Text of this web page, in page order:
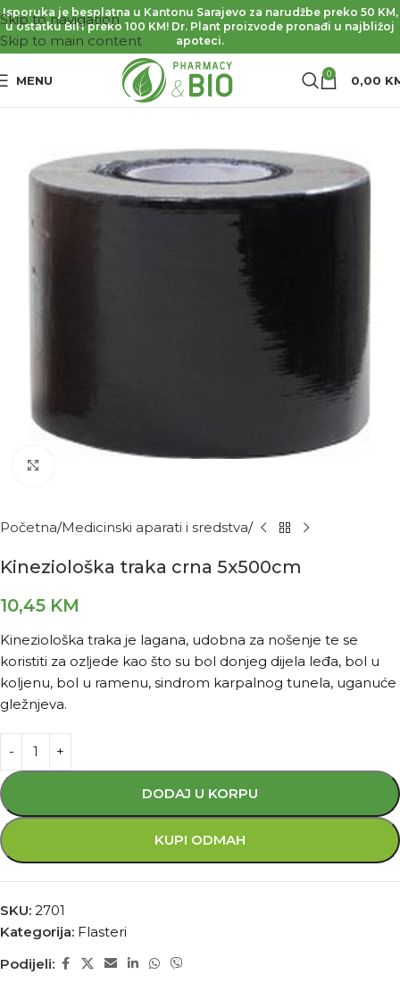
Skip to navigation
Skip to main content
Isporuka je besplatna u Kantonu Sarajevo za narudžbe preko 50 KM,
u ostatku BiH preko 100 KM! Dr. Plant proizvode pronađi u najbližoj
apoteci.
MENU 0 0,00
Početna Medicinski aparati i sredstva
Kineziološka traka crna 5x500cm
10,45 KM
Kineziološka traka je lagana, udobna za nošenje te se
koristiti za ozljede kao što su bol donjeg dijela leđa, bol u
koljenu, bol u ramenu, sindrom karpalnog tunela, uganuće
gležnjeva.
DODAJ U KORPU
KUPI ODMAH
SKU: 2701
Kategorija: Flasteri
Podijeli: